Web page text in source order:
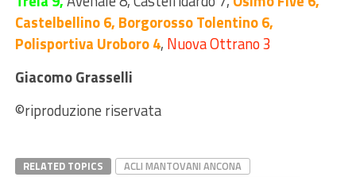
Castelbellino 6, Borgorosso Tolentino 6,
Polisportiva Uroboro 4, Nuova Ottrano 3
Giacomo Grasselli
©riproduzione riservata
RELATED TOPICS
ACLI MANTOVANI ANCONA